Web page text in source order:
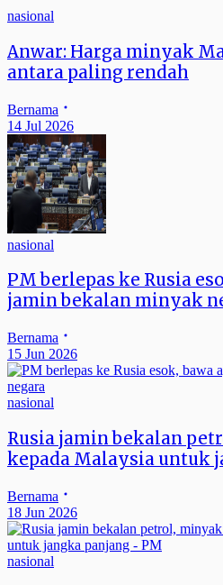
nasional
Anwar: Harga minyak
antara paling rendah
Bernama
14 Jul 2026
nasional
PM berlepas ke Rusia
jamin bekalan minyak
Bernama
15 Jun 2026
nasional
Rusia jamin bekalan
kepada Malaysia untuk
Bernama
18 Jun 2026
nasional